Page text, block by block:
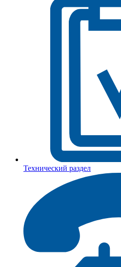
Технический раздел